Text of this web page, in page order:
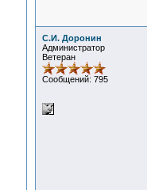
С.И. Доронин
Администратор
Ветеран
Сообщений: 795